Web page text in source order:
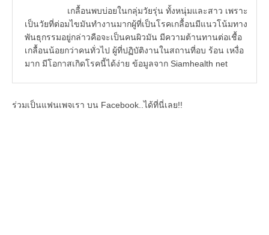
เกลื้อนพบบ่อยในกลุ่มวัยรุ่น ทั้งหนุ่มและสาว เพราะ
เป็นวัยที่ต่อมไขมันทำงานมากผู้ที่เป็นโรคเกลื้อนมีแนวโน้มทาง
พันธุกรรมอยู่กล่าวคือจะเป็นคนผิวมัน มีความต้านทานต่อเชื้อ
เกลื้อนน้อยกว่าคนทั่วไป ผู้ที่ปฏิบัติงานในสถานที่อบ ร้อน เหงื่อ
มาก มีโอกาสเกิดโรคนี้ได้ง่าย ข้อมูลจาก Siamhealth net
ร่วมเป็นแฟนเพจเรา บน Facebook..ได้ที่นี่เลย!!